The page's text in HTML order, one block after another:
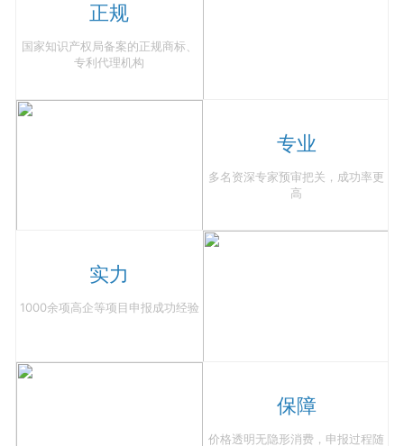
正规
国家知识产权局备案的正规商标、
专利代理机构
专业
多名资深专家预审把关，成功率更
高
实力
1000余项高企等项目申报成功经验
保障
价格透明无隐形消费，申报过程随